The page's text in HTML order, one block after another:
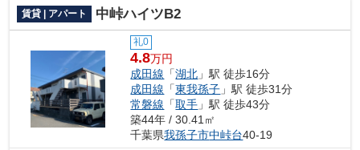
賃貸 | アパート 中峠ハイツB2
礼0
4.8万円
成田線 「湖北 」駅 徒歩16分
成田線 「東我孫子 」駅 徒歩31分
常磐線 「取手 」駅 徒歩43分
築44年 / 30.41㎡
千葉県我孫子市中峠台40-19